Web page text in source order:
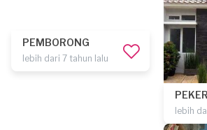
PEMBORONG
lebih dari 7 tahun lalu
lebih